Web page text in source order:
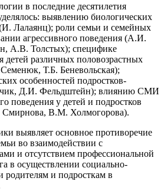
в последние десятилетия
выявлению биологических
Лалаянц); роли семьи и семейных
агрессивного поведения (А.И.
А.В. Толстых); специфике
детей различных половозрастных
Т.Б. Беневольская);
особенностей подростков-
Д.И. Фельдштейн); влиянию СМИ
поведения у детей и подростков
В.М. Холмогорова).
выявляет основное противоречие
во взаимодействии с
и отсутствием профессиональной
в осуществлении социально-
родителям и подросткам в